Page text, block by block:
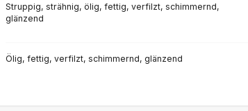
Struppig, strähnig, ölig, fettig, verfilzt, schimmernd,
glänzend
Ölig, fettig, verfilzt, schimmernd, glänzend